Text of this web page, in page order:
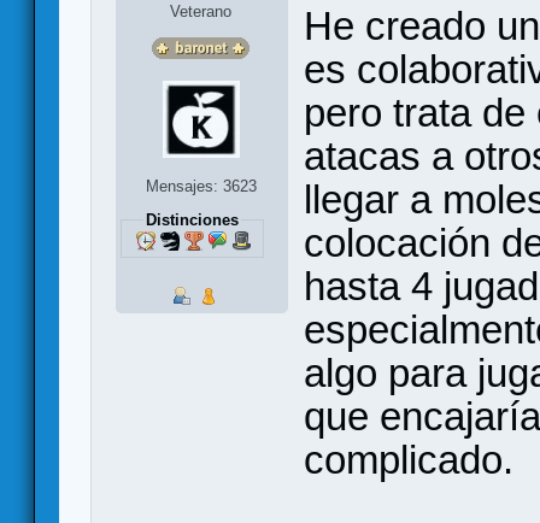
Veterano
Mensajes: 3623
Distinciones
He creado
es
pero trata
atacas a
llegar a
colocación
hasta 4
algo para
que
complicado.